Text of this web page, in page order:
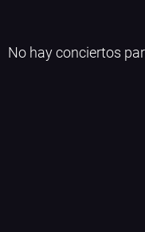
No hay conciertos